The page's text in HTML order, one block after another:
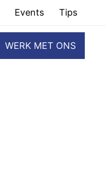
Events Tips
WERK MET ONS